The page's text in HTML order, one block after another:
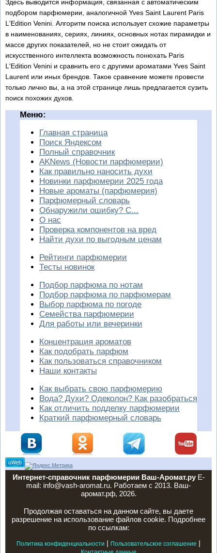
Здесь выводится информация, связанная с автоматическим
подбором парфюмерии, аналогичной Yves Saint Laurent Paris
L'Edition Venini. Алгоритм поиска использует схожие параметры
в наименованиях, сериях, линиях, основных нотах пирамидки и
массе других показателей, но не стоит ожидать от
искусственного интеллекта возможность понюхать Paris
L'Edition Venini и сравнить его с другими ароматами Yves Saint
Laurent или иных брендов. Такое сравнение можете провести
только лично вы, а на этой странице лишь предлагается сузить
поиск похожих духов.
Меню:
Главная страница
Поиск Яндексом
Полный справочник
AKNews (Новости парфюмерии)
Как правильно наносить духи
Новинки парфюмерии 2025 года
Новые ароматы (парфюмерия)
Парфюмерный словарь
Обнаружили ошибку? С...
О нас
Проверка компонентов на вред
Найти духи по выгодным ценам
Рейтинги парфюмерии
Тесты новинок
Подбор парфюма по нотам
Подбор парфюма по парфюмерам
Выбор парфюма по погоде
Семейства парфюмерии
Для работы или вечеринки
Концентрация ароматов
Как подобрать парфюм
Как пользоваться справочником
Наши контакты
Как выбрать свою парфюмерию
Вода? Духи? Одеколон? Как разобраться
Как отличить подделку парфюмерии
Краткий парфюмерный словарь
Интернет-справочник парфюмерии Ваш-Аромат.руE-
mail: info@vash-aromat.ru. Работаем с 2013. Ваш-
аромат.рф, 2026.
Продолжая оставаться на данном сайте, вы даете
разрешение на использование файлов cookie. Подробнее
по ссылкам:
Политика конфиденциальности | Пользовательское соглашение |